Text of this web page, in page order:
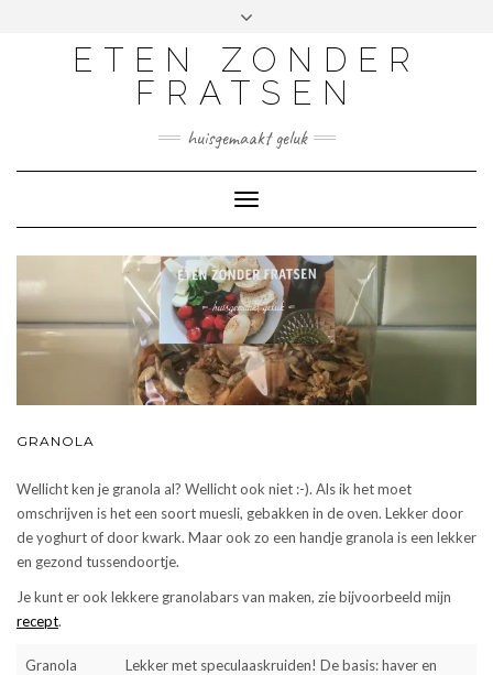
ETEN ZONDER
FRATSEN
huisgemaakt geluk
Toggle
Navigation
GRANOLA
Wellicht ken je granola al? Wellicht ook niet :-). Als ik het moet
omschrijven is het een soort muesli, gebakken in de oven. Lekker door
de yoghurt of door kwark. Maar ook zo een handje granola is een lekker
en gezond tussendoortje.
Je kunt er ook lekkere granolabars van maken, zie bijvoorbeeld mijn
recept.
Granola
Lekker met speculaaskruiden! De basis: haver en